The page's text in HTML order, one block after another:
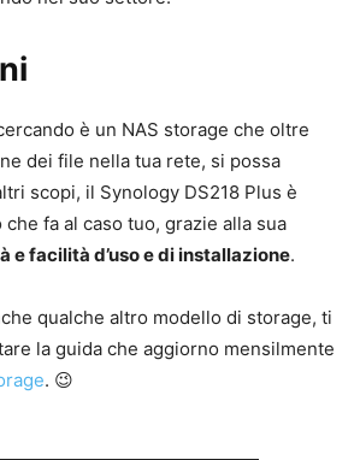
è un NAS storage che oltre
dei file nella tua rete, si possa
scopi, il Synology DS218 Plus è
fa al caso tuo, grazie alla sua
e facilità d’uso e di installazione.
qualche altro modello di storage, ti
la guida che aggiorno mensilmente
. 😉